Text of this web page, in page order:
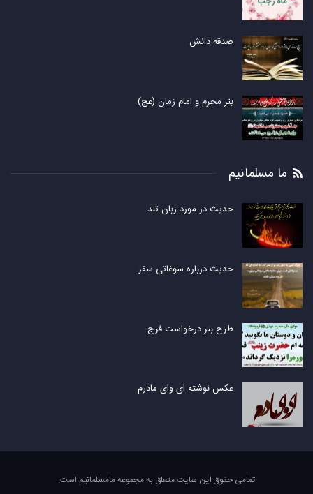
صدقه دانش
بنر محرم و امام زمان (عج)
ما مسلمانیم
حدیث در مورد زبان تند
حدیث درباره سوغاتی سفر
طرح بنر درخواست فرج
عکس نوشته ای وای مادرم
تمامی حقوق این سایت متعلق به مجموعه مامسلمانیم است.